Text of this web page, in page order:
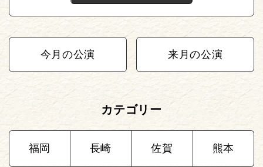
今月の公演 来月の公演
カテゴリー
福岡 長崎 佐賀 熊本